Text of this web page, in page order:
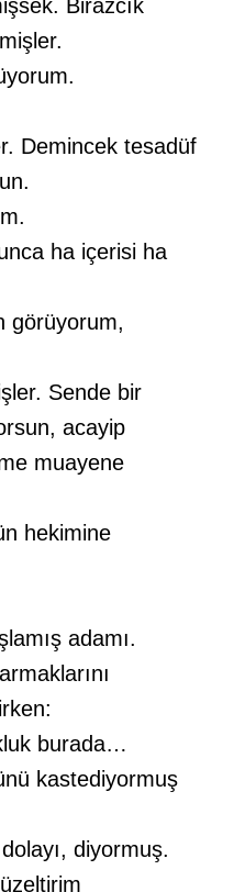
Birazcık
Demincek tesadüf
ha içerisi ha
görüyorum,
Sende bir
acayip
muayene
hekimine
adamı.
burada…
kastediyormuş
diyormuş.